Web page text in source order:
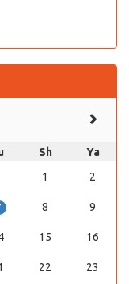
Sh
Ya
1
2
8 9
15 16
22 23